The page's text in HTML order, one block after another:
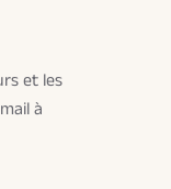
et les
à